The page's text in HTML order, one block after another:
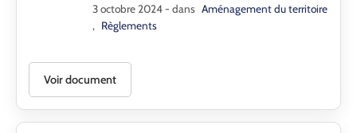
3 octobre 2024- dans Aménagement du territoire
,
Règlements
Voir document